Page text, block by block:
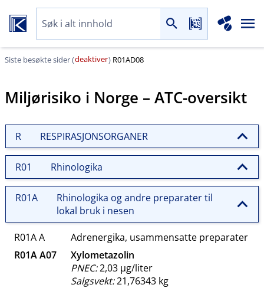
Siste besøkte sider (deaktiver) R01AD08
Miljørisiko i Norge – ATC-oversikt
R RESPIRASJONSORGANER
R01 Rhinologika
R01A
Rhinologika og andre preparater til
lokal bruk i nesen
R01A A
Adrenergika, usammensatte preparater
R01A A07
Xylometazolin
PNEC:2,03 μg​/​liter
Salgsvekt:21,76343 kg